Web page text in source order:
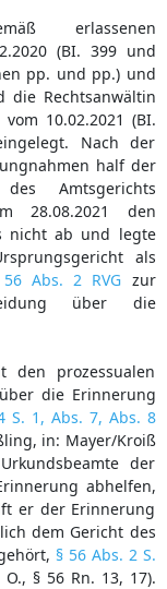
erlassenen
(BI. 399 und
pp. und pp.) und
die Rechtsanwältin
10.02.2021 (BI.
Nach der
half der
Amtsgerichts
28.08.2021 den
nicht ab und legte
als
Abs. 2 RVG zur
über die
den prozessualen
die Erinnerung
S. 1, Abs. 7, Abs. 8
in: Mayer/Kroiß
der
abhelfen,
er der Erinnerung
dem Gericht des
§ 56 Abs. 2 S.
§ 56 Rn. 13, 17).